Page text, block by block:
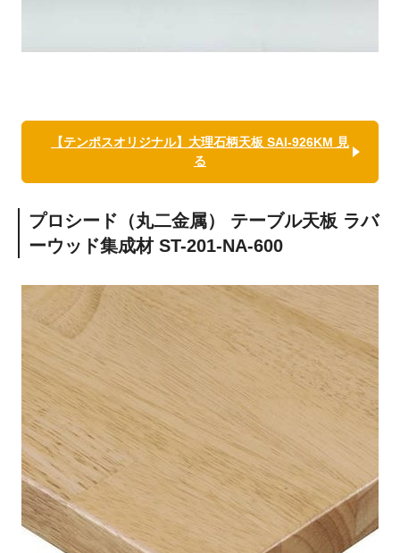
【テンポスオリジナル】大理石柄天板 SAI-926KM 見
る
プロシード（丸二金属） テーブル天板 ラバ
ーウッド集成材 ST-201-NA-600